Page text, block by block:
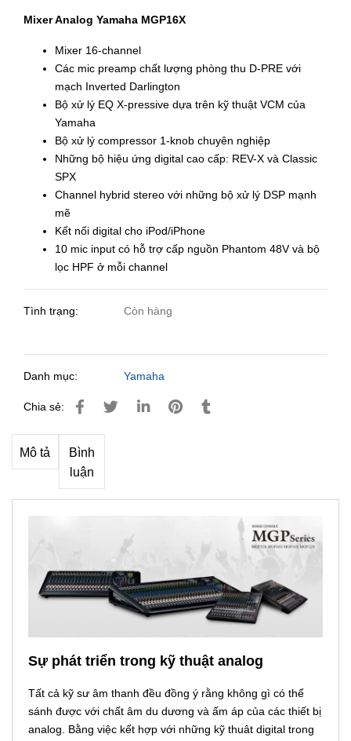
Mixer Analog Yamaha MGP16X
Mixer 16-channel
Các mic preamp chất lượng phòng thu D-PRE với
mạch Inverted Darlington
Bộ xử lý EQ X-pressive dựa trên kỹ thuật VCM của
Yamaha
Bộ xử lý compressor 1-knob chuyên nghiệp
Những bộ hiệu ứng digital cao cấp: REV-X và Classic
SPX
Channel hybrid stereo với những bộ xử lý DSP mạnh
mẽ
Kết nối digital cho iPod/iPhone
10 mic input có hỗ trợ cấp nguồn Phantom 48V và bộ
lọc HPF ở mỗi channel
Tình trạng: Còn hàng
Danh mục: Yamaha
Chia sẻ:
Mô tả
Bình
luận
Sự phát triển trong kỹ thuật analog
Tất cả kỹ sư âm thanh đều đồng ý rằng không gì có thể
sánh được với chất âm du dương và ấm áp của các thiết bị
analog. Bằng việc kết hợp với những kỹ thuât digital trong